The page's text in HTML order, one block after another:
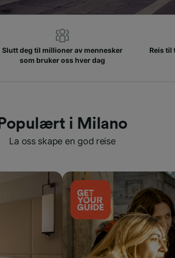
Slutt deg til millioner av mennesker
som bruker oss hver dag
Reis til
Populært i Milano
La oss skape en god reise